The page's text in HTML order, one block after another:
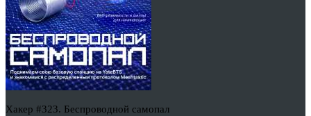
Хакер #323. Беспроводной самопал